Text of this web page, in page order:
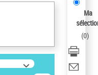
Ma
(0)